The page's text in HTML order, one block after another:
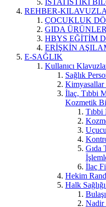
İSTATİSTİKİ
REHBER-
ÇOCUKLUK
GIDA
HBYS EĞİTİM
ERİŞKİN
E-SAĞLIK
Kullanıcı
Sağlık
Kimyasallar
İlaç, Tıbbi
Kozmetik
Tıbbi
Gıda
İlaç
Hekim
Halk
Nadir